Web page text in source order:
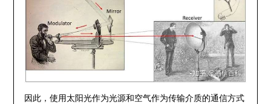
因此，使用太阳光作为光源和空气作为传输介质的通信方式